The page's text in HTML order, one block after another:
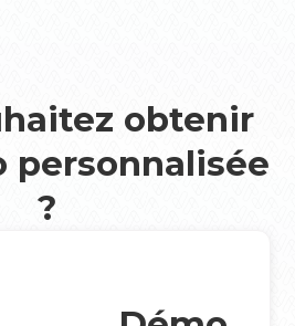
obtenir
personnalisée
?